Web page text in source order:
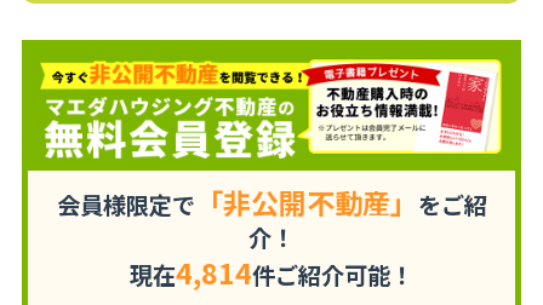
会員様限定で 「非公開不動産」 をご紹
介！
現在4,814件ご紹介可能！